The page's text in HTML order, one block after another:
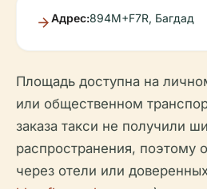
Адрес:894M+F7R, Багдад
Площадь доступна на
или общественном
заказа такси не получили
распространения, поэтому
через отели или